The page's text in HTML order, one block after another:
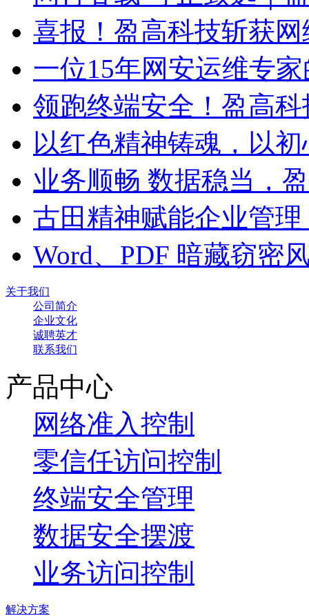
喜报！盈高科技斩获
一位15年网安运维专
领跑终端安全！盈高
以红色精神铸魂，以
业务顺畅 数据稳当，
古田精神赋能企业管
Word、PDF 暗藏窃密
关于我们
公司简介
企业文化
诚聘英才
联系我们
产品中心
网络准入控制
零信任访问控制
终端安全管理
数据安全摆渡
业务访问控制
解决方案